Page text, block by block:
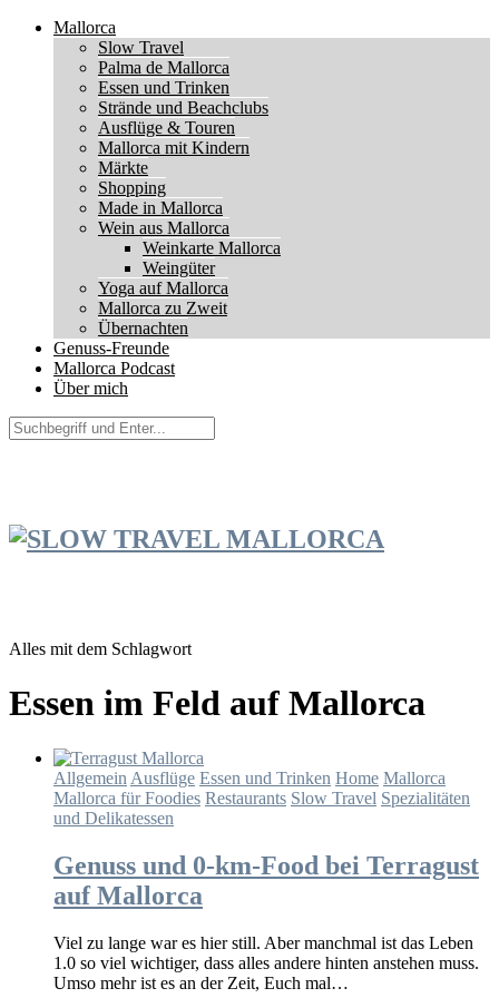
Mallorca
Slow Travel
Palma de Mallorca
Essen und Trinken
Strände und Beachclubs
Ausflüge & Touren
Mallorca mit Kindern
Märkte
Shopping
Made in Mallorca
Wein aus Mallorca
Weinkarte Mallorca
Weingüter
Yoga auf Mallorca
Mallorca zu Zweit
Übernachten
Genuss-Freunde
Mallorca Podcast
Über mich
Alles mit dem Schlagwort
Essen im Feld auf Mallorca
Allgemein Ausflüge Essen und Trinken Home Mallorca
Mallorca für Foodies Restaurants Slow Travel Spezialitäten
und Delikatessen
Genuss und 0-km-Food bei Terragust
auf Mallorca
Viel zu lange war es hier still. Aber manchmal ist das Leben
1.0 so viel wichtiger, dass alles andere hinten anstehen muss.
Umso mehr ist es an der Zeit, Euch mal…